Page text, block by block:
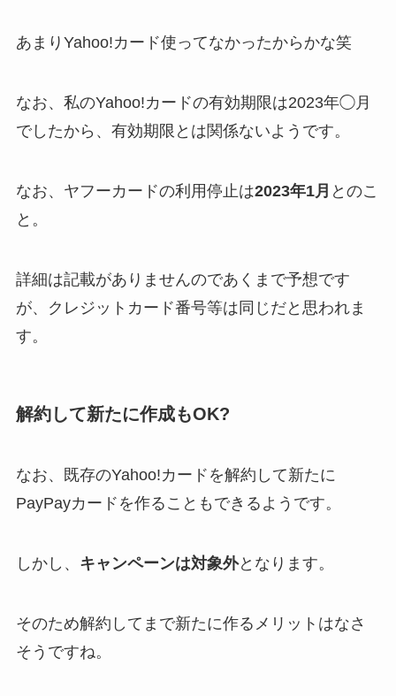
あまりYahoo!カード使ってなかったからかな笑
なお、私のYahoo!カードの有効期限は2023年◯月
でしたから、有効期限とは関係ないようです。
なお、ヤフーカードの利用停止は2023年1月 とのこ
と。
詳細は記載がありませんのであくまで予想です
が、クレジットカード番号等は同じだと思われま
す。
解約して新たに作成もOK?
なお、既存のYahoo!カードを解約して新たに
PayPayカードを作ることもできるようです。
しかし、 キャンペーンは対象外となります。
そのため解約してまで新たに作るメリットはなさ
そうですね。